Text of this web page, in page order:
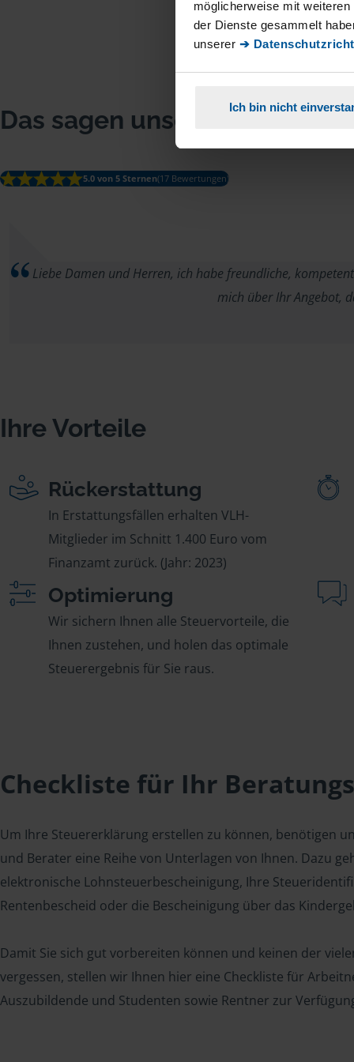
möglicherweise mit
der Dienste gesammelt
unserer ➔
Ich bin nicht
Das sagen unsere Mitglieder
5.0 von 5 Sternen(17 Bewertungen)
Liebe Damen und Herren, ich habe freundliche,
mich über Ihr Angebot,
Ihre Vorteile
Rückerstattung
In Erstattungsfällen erhalten VLH-
Mitglieder im Schnitt 1.400 Euro vom
Finanzamt zurück. (Jahr: 2023)
Optimierung
Wir sichern Ihnen alle Steuervorteile, die
Ihnen zustehen, und holen das optimale
Steuerergebnis für Sie raus.
Checkliste für Ihr
Um Ihre Steuererklärung erstellen zu können, benötigen
und Berater eine Reihe von Unterlagen von Ihnen. Dazu
elektronische Lohnsteuerbescheinigung, Ihre
Rentenbescheid oder die Bescheinigung über das
Damit Sie sich gut vorbereiten können und keinen der
vergessen, stellen wir Ihnen hier eine Checkliste für
Auszubildende und Studenten sowie Rentner zur